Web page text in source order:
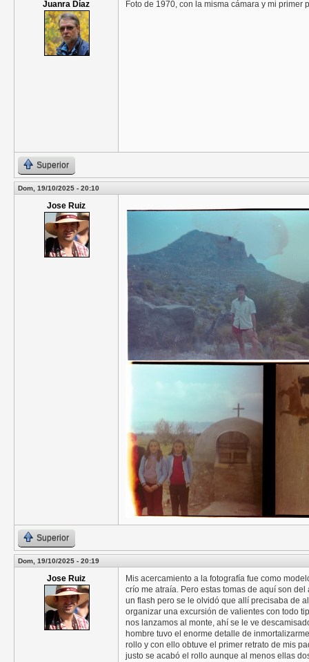
Juanra Díaz Foto de 1970, con la misma cámara y mi primer
Superior
Dom, 19/10/2025 - 20:10
Jose Ruiz
Superior
Dom, 19/10/2025 - 20:19
Jose Ruiz
Mis acercamiento a la fotografía fue como
crío me atraía. Pero estas tomas de aquí son
un flash pero se le olvidó que allí precisaba de
organizar una excursión de valientes con todo
nos lanzamos al monte, ahí se le ve
hombre tuvo el enorme detalle de
rollo y con ello obtuve el primer retrato de mis
justo se acabó el rollo aunque al menos ellas